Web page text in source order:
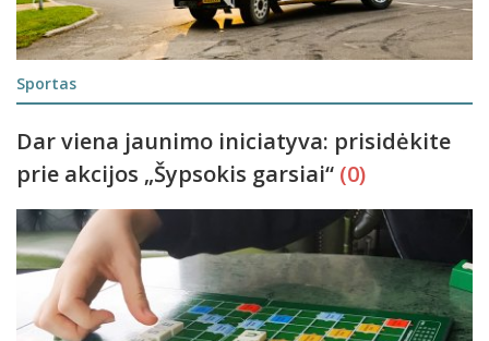
Sportas
Dar viena jaunimo iniciatyva: prisidėkite
prie akcijos „Šypsokis garsiai“ (0)